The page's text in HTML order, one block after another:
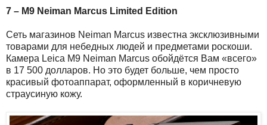
7 – M9 Neiman Marcus Limited Edition
Сеть магазинов Neiman Marcus известна эксклюзивными
товарами для небедных людей и предметами роскоши.
Камера Leica M9 Neiman Marcus обойдётся Вам «всего»
в 17 500 долларов. Но это будет больше, чем просто
красивый фотоаппарат, оформленный в коричневую
страусиную кожу.